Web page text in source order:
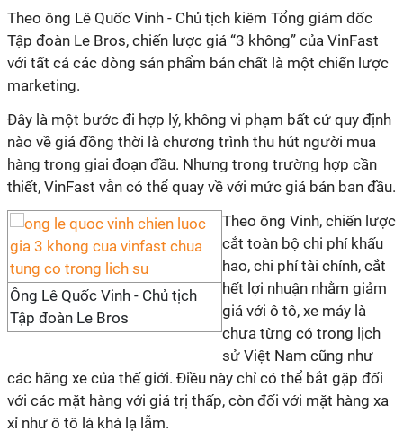
Theo ông Lê Quốc Vinh - Chủ tịch kiêm Tổng giám đốc
Tập đoàn Le Bros, chiến lược giá “3 không” của VinFast
với tất cả các dòng sản phẩm bản chất là một chiến lược
marketing.
Đây là một bước đi hợp lý, không vi phạm bất cứ quy định
nào về giá đồng thời là chương trình thu hút người mua
hàng trong giai đoạn đầu. Nhưng trong trường hợp cần
thiết, VinFast vẫn có thể quay về với mức giá bán ban đầu.
Ông Lê Quốc Vinh - Chủ tịch
Tập đoàn Le Bros
Theo ông Vinh, chiến lược
cắt toàn bộ chi phí khấu
hao, chi phí tài chính, cắt
hết lợi nhuận nhằm giảm
giá với ô tô, xe máy là
chưa từng có trong lịch
sử Việt Nam cũng như
các hãng xe của thế giới. Điều này chỉ có thể bắt gặp đối
với các mặt hàng với giá trị thấp, còn đối với mặt hàng xa
xỉ như ô tô là khá lạ lẫm.